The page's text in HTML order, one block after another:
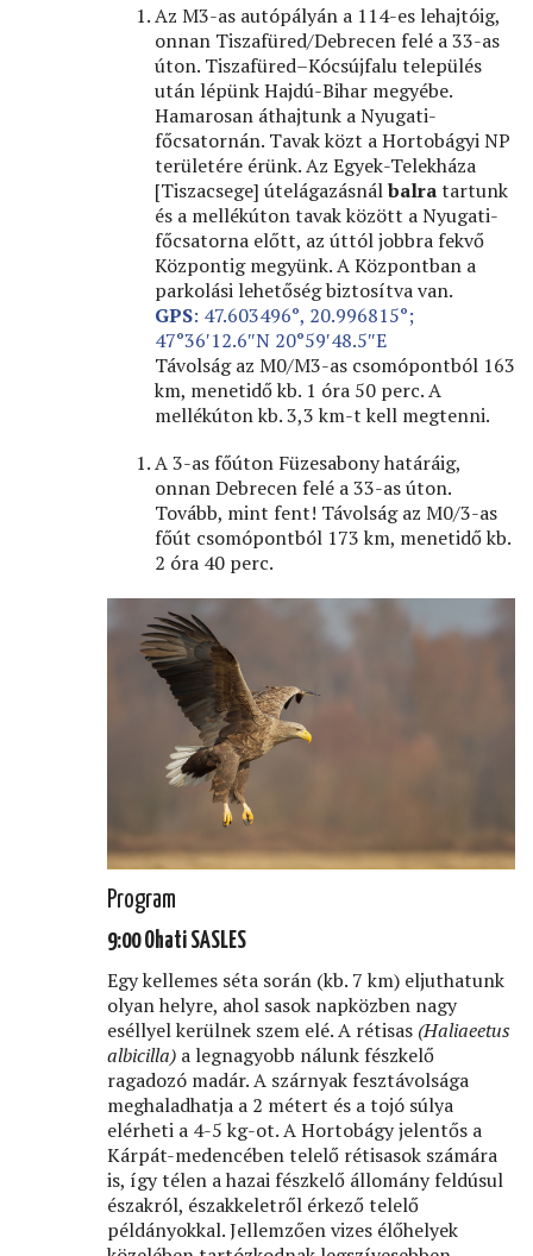
Az M3-as autópályán a 114-es lehajtóig,
onnan Tiszafüred/Debrecen felé a 33-as
úton. Tiszafüred–Kócsújfalu település
után lépünk Hajdú-Bihar megyébe.
Hamarosan áthajtunk a Nyugati-
főcsatornán. Tavak közt a Hortobágyi NP
területére érünk. Az Egyek-Telekháza
[Tiszacsege] útelágazásnálbalratartunk
és a mellékúton tavak között a Nyugati-
főcsatorna előtt, az úttól jobbra fekvő
Központig megyünk. A Központban a
parkolási lehetőség biztosítva van.
GPS: 47.603496°, 20.996815°;
47°36′12.6″N 20°59′48.5″E
Távolság az M0/M3-as csomópontból 163
km, menetidő kb. 1 óra 50 perc. A
mellékúton kb. 3,3 km-t kell megtenni.
A 3-as főúton Füzesabony határáig,
onnan Debrecen felé a 33-as úton.
Tovább, mint fent! Távolság az M0/3-as
főút csomópontból 173 km, menetidő kb.
2 óra 40 perc.
Program
9:00 Ohati SASLES
Egy kellemes séta során (kb. 7 km) eljuthatunk
olyan helyre, ahol sasok napközben nagy
eséllyel kerülnek szem elé. A rétisas (Haliaeetus
albicilla) a legnagyobb nálunk fészkelő
ragadozó madár. A szárnyak fesztávolsága
meghaladhatja a 2 métert és a tojó súlya
elérheti a 4-5 kg-ot. A Hortobágy jelentős a
Kárpát-medencében telelő rétisasok számára
is, így télen a hazai fészkelő állomány feldúsul
északról, északkeletről érkező telelő
példányokkal. Jellemzően vizes élőhelyek